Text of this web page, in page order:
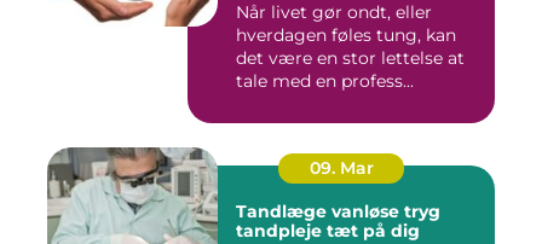
Når livet gør ondt, eller
hverdagen føles tung, kan
det være en stor lettelse at
tale med en profess...
09. Mar
Tandlæge vanløse tryg
tandpleje tæt på dig